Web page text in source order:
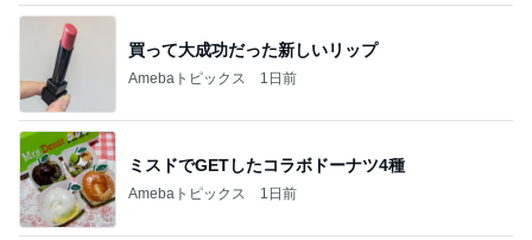
買って大成功だった新しいリップ
Amebaトピックス 1日前
ミスドでGETしたコラボドーナツ4種
Amebaトピックス 1日前